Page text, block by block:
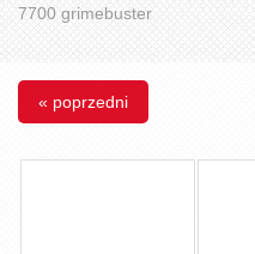
7700 grimebuster
« poprzedni